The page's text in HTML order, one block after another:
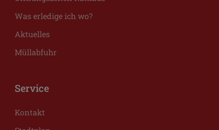
Was erledige ich wo?
Aktuelles
Müllabfuhr
Service
Kontakt